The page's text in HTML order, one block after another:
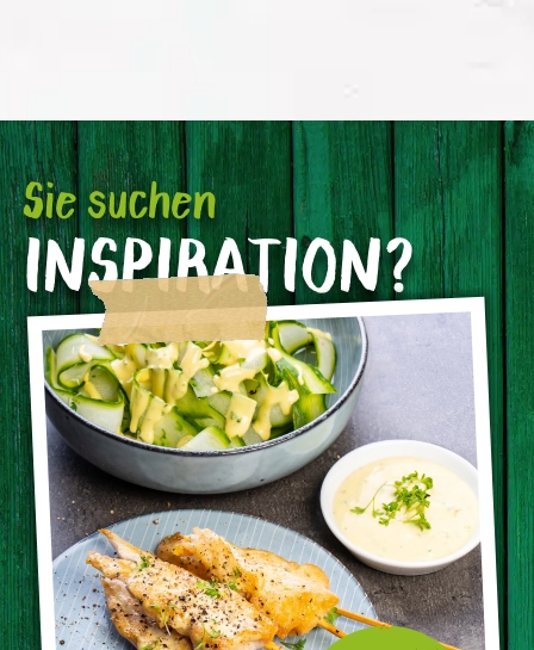
Sie suchen
INSPIRATION?